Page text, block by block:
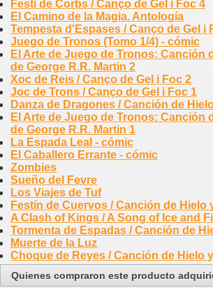
Festí de Corbs / Canço de Gel i Foc 4
El Camino de la Magia. Antología
Tempesta d'Espases / Canço de Gel i
Juego de Tronos (Tomo 1/4) - cómic
El Arte de Juego de Tronos: Canción
de George R.R. Martin 2
Xoc de Reis / Canço de Gel i Foc 2
Joc de Trons / Canço de Gel i Foc 1
Danza de Dragones / Canción de
El Arte de Juego de Tronos: Canción
de George R.R. Martin 1
La Espada Leal - cómic
El Caballero Errante - cómic
Zombies
Sueño del Fevre
Los Viajes de Tuf
Festín de Cuervos / Canción de Hielo
A Clash of Kings / A Song of Ice and
Tormenta de Espadas / Canción de
Muerte de la Luz
Choque de Reyes / Canción de Hielo
Quienes compraron este producto